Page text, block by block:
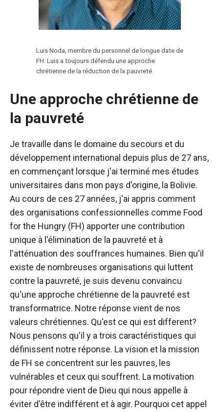
Luis Noda, membre du personnel de longue date de
FH. Luis a toujours défendu une approche
chrétienne de la réduction de la pauvreté.
Une approche chrétienne de
la pauvreté
Je travaille dans le domaine du secours et du
développement international depuis plus de 27 ans,
en commençant lorsque j'ai terminé mes études
universitaires dans mon pays d'origine, la Bolivie.
Au cours de ces 27 années, j'ai appris comment
des organisations confessionnelles comme Food
for the Hungry (FH) apporter une contribution
unique à l'élimination de la pauvreté et à
l'atténuation des souffrances humaines. Bien qu'il
existe de nombreuses organisations qui luttent
contre la pauvreté, je suis devenu convaincu
qu'une approche chrétienne de la pauvreté est
transformatrice. Notre réponse vient de nos
valeurs chrétiennes. Qu'est ce qui est different?
Nous pensons qu'il y a trois caractéristiques qui
définissent notre réponse. La vision et la mission
de FH se concentrent sur les pauvres, les
vulnérables et ceux qui souffrent. La motivation
pour répondre vient de Dieu qui nous appelle à
éviter d'être indifférent et à agir. Pourquoi cet appel